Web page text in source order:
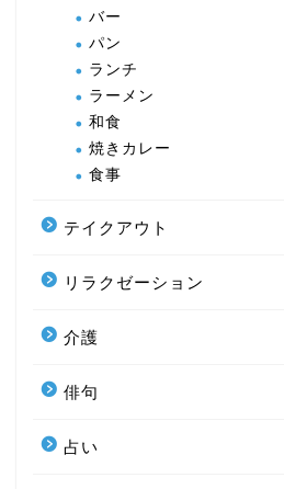
バー
パン
ランチ
ラーメン
和食
焼きカレー
食事
テイクアウト
リラクゼーション
介護
俳句
占い